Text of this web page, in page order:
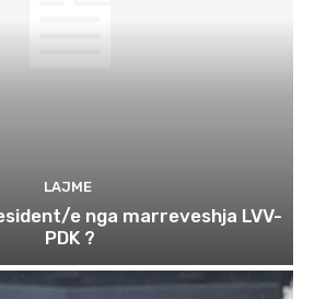
LAJME
e nga marreveshja LVV-
PDK ?